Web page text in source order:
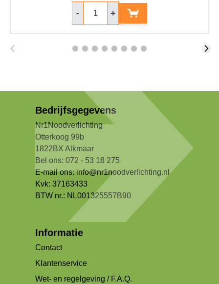
- +
Bedrijfsgegevens
Nr1Noodverlichting
Otterkoog 99b
1822BX Alkmaar
Bel ons: 072 - 53 18 275
E-mail ons:info@nr1noodverlichting.nl
Kvk: 37163433
BTW nr.: NL001325557B90
Informatie
Contact
Klantenservice
Wet- en regelgeving / F.A.Q.